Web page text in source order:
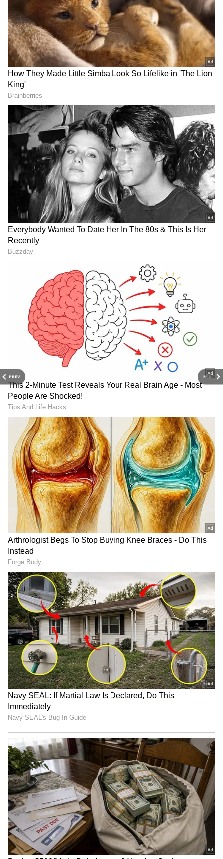
PREV NEXT
Central Government employees
மத்திய அரசு பொதுவாக வருடத்திற்கு
இரண்டு முறை அகவிலைப்படியை
உயர்த்தும். ஆனால் கோவிட் காலத்தில்
அகவிலைப்படி நிறுத்தப்பட்டது. அந்த
உயர்த்தப்படவில்லை.
9
Salary hike
கோவிட் காலத்தில் நிலுவையிலிருக்கும் 18
மாத அகவிலைப்படி கோரிக்கையை மத்திய
அரசு ஊழியர்கள் பலமுறை
எழுப்பியுள்ளனர். நிலுவையிலிருக்கும்
அகவிலைப்படியை வழங்க மத்திய அரசு
ஊழியர்கள் மோடி அரசிடம் பலமுறை மனு
அளித்துள்ளனர்.
4
9